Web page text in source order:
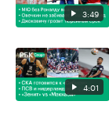
3:49
4:01